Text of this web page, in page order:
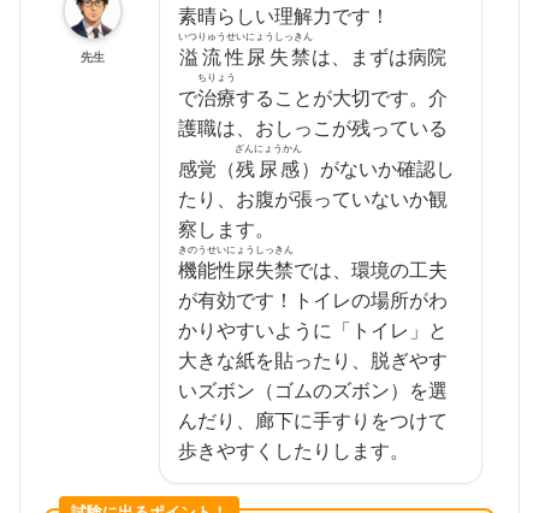
先生
素晴らしい理解力です！
溢流性尿失禁
いつりゅうせいにょうしっきん
は、まずは病院
で治療
ちりょう
することが大切です。介
護職は、おしっこが残っている
感覚（残尿感
ざんにょうかん
）がないか確認し
たり、お腹が張っていないか観
察します。
機能性尿失禁
きのうせいにょうしっきん
では、環境の工夫
が有効です！トイレの場所がわ
かりやすいように「トイレ」と
大きな紙を貼ったり、脱ぎやす
いズボン（ゴムのズボン）を選
んだり、廊下に手すりをつけて
歩きやすくしたりします。